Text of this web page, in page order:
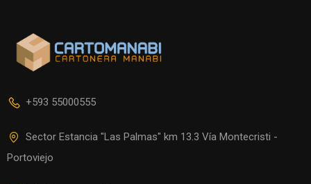
+593 55000555
Sector Estancia "Las Palmas" km 13.3 Vía Montecristi -
Portoviejo